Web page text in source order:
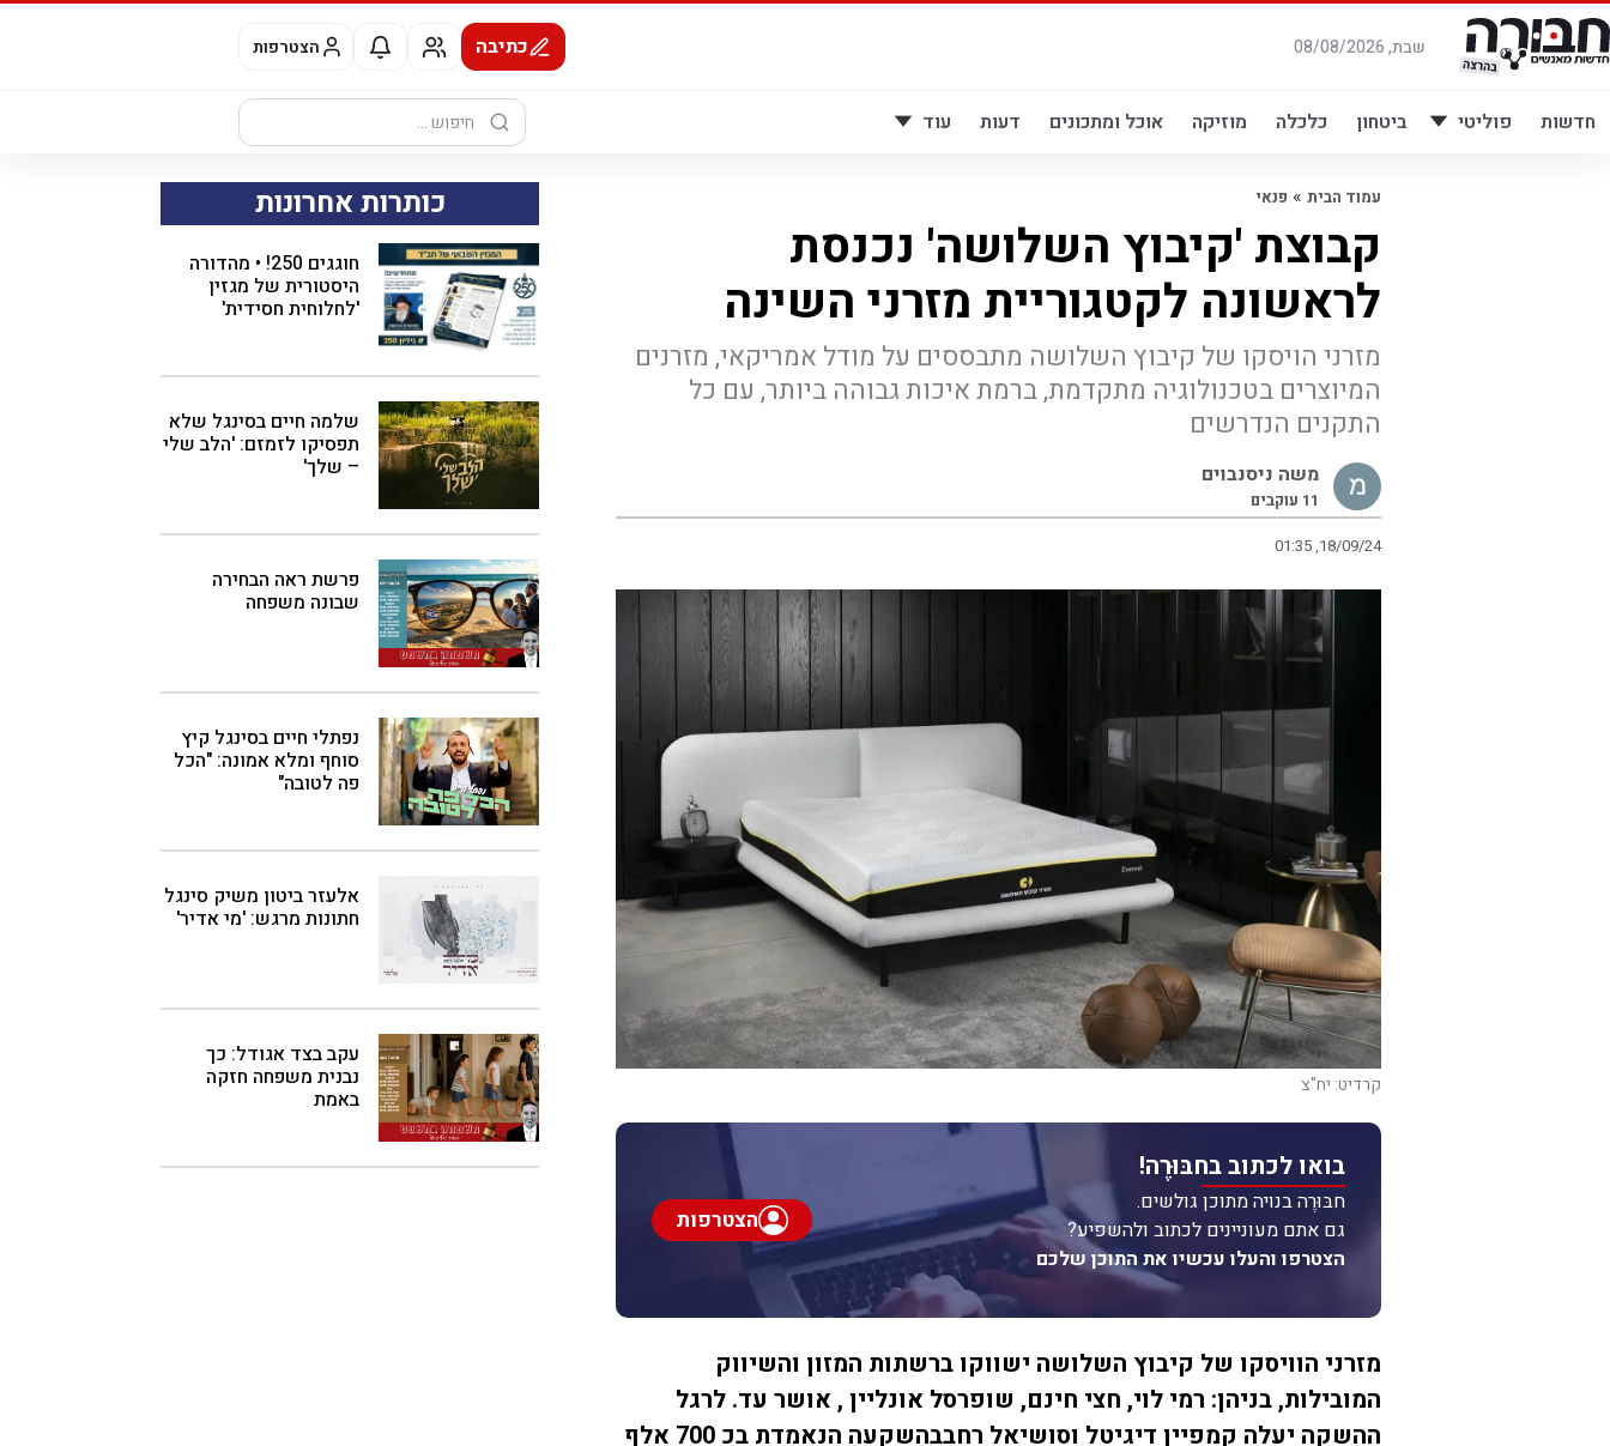
דלג
לתוכן
שבת, 08/08/2026 כתיבה הצטרפות
חדשות פוליטי ביטחון כלכלה מוזיקה אוכל ומתכונים דעות עוד
חיפוש:
עמוד הבית » פנאי
קבוצת 'קיבוץ השלושה' נכנסת
לראשונה לקטגוריית מזרני השינה
מזרני הויסקו של קיבוץ השלושה מתבססים על מודל אמריקאי, מזרנים
המיוצרים בטכנולוגיה מתקדמת, ברמת איכות גבוהה ביותר, עם כל
התקנים הנדרשים
משה ניסנבוים
11 עוקבים
01:35 ,18/09/24
קרדיט: יח"צ
בואו לכתוב בחבּוּרֶה!
חבּוּרֶה בנויה מתוכן גולשים.
גם אתם מעוניינים לכתוב ולהשפיע?
הצטרפו והעלו עכשיו את התוכן שלכם
הצטרפות
מזרני הוויסקו של קיבוץ השלושה ישווקו ברשתות המזון והשיווק
המובילות, בניהן: רמי לוי, חצי חינם, שופרסל אונליין , אושר עד. לרגל
ההשקה יעלה קמפיין דיגיטל וסושיאל רחבבהשקעה הנאמדת בכ 700 אלף
כותרות אחרונות
חוגגים 250! • מהדורה
היסטורית של מגזין
'לחלוחית חסידית'
שלמה חיים בסינגל שלא
תפסיקו לזמזם: 'הלב שלי
– שלך'
פרשת ראה הבחירה
שבונה משפחה
נפתלי חיים בסינגל קיץ
סוחף ומלא אמונה: "הכל
פה לטובה"
אלעזר ביטון משיק סינגל
חתונות מרגש: 'מי אדיר'
עקב בצד אגודל: כך
נבנית משפחה חזקה
באמת